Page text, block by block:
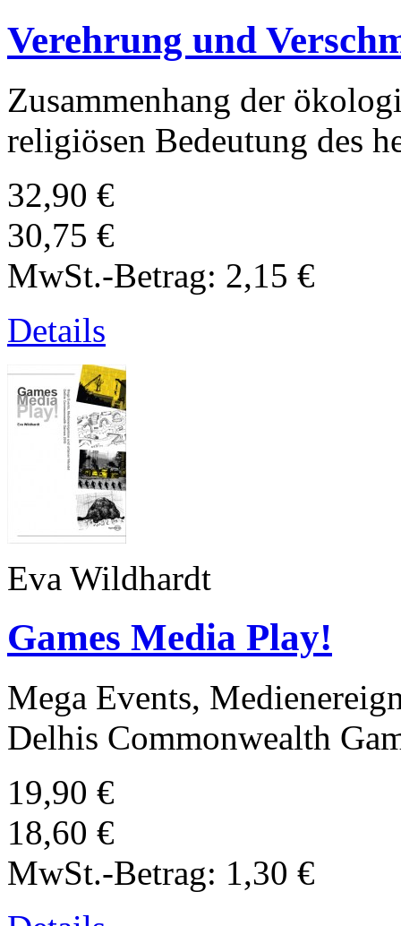
Verehrung und
Zusammenhang der
religiösen Bedeutung des
32,90 €
30,75 €
MwSt.-Betrag: 2,15 €
Details
Eva Wildhardt
Games Media Play!
Mega Events,
Delhis Commonwealth
19,90 €
18,60 €
MwSt.-Betrag: 1,30 €